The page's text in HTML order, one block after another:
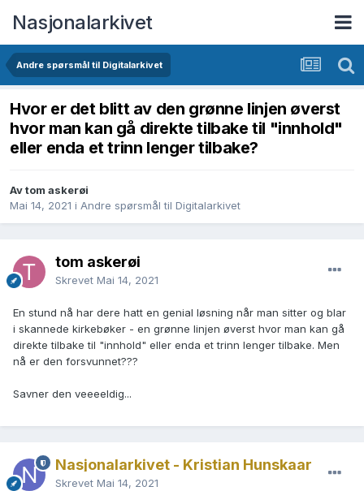
Nasjonalarkivet
Andre spørsmål til Digitalarkivet
Hvor er det blitt av den grønne linjen øverst
hvor man kan gå direkte tilbake til "innhold"
eller enda et trinn lenger tilbake?
Av tom askerøi
Mai 14, 2021 i Andre spørsmål til Digitalarkivet
tom askerøi
Skrevet Mai 14, 2021
En stund nå har dere hatt en genial løsning når man sitter og blar
i skannede kirkebøker - en grønne linjen øverst hvor man kan gå
direkte tilbake til "innhold" eller enda et trinn lenger tilbake. Men
nå er den forsvunnet???
Savner den veeeeldig...
Nasjonalarkivet - Kristian Hunskaar
Skrevet Mai 14, 2021